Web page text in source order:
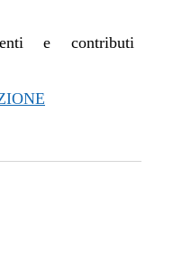
e contributi